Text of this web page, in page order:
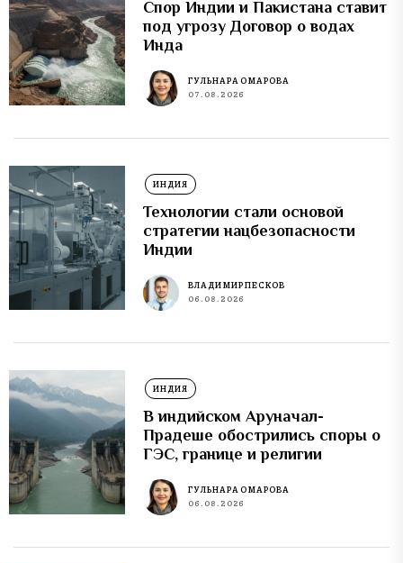
Спор Индии и Пакистана ставит
под угрозу Договор о водах
Инда
ГУЛЬНАРА ОМАРОВА
07.08.2026
ИНДИЯ
Технологии стали основой
стратегии нацбезопасности
Индии
ВЛАДИМИР ПЕСКОВ
06.08.2026
ИНДИЯ
В индийском Аруначал-
Прадеше обострились споры о
ГЭС, границе и религии
ГУЛЬНАРА ОМАРОВА
06.08.2026